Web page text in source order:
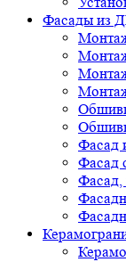
Фасады из
Фасад
Фасад
Фасад,